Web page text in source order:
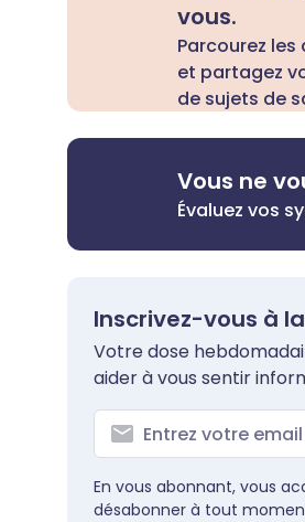
vous.
Parcourez
et partagez
de sujets de
Vous ne
Évaluez vos
Inscrivez-vous à
Votre dose
aider à vous sentir
En vous abonnant, vous
désabonner à tout